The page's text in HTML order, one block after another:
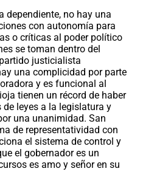
dependiente, no hay una
con autonomía para
o críticas al poder político
se toman dentro del
justicialista
una complicidad por parte
y es funcional al
tienen un récord de haber
leyes a la legislatura y
una unanimidad. San
de representatividad con
el sistema de control y
el gobernador es un
es amo y señor en su